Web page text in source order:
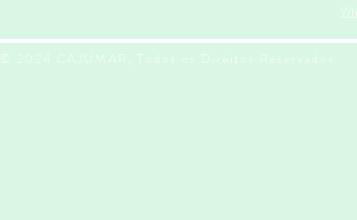
© 2024 CAJUMAR, Todos os Direitos Reservados